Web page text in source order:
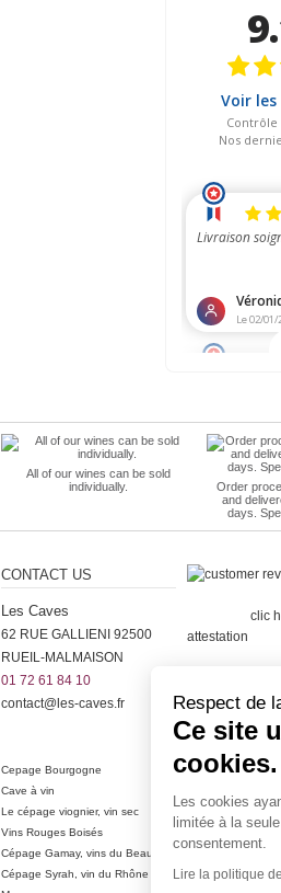
All of our wines can be sold
individually.
Order
and
days.
CONTACT US
Les Caves
62 RUE GALLIENI 92500
RUEIL-MALMAISON
01 72 61 84 10
contact@les-caves.fr
clic
attestation
Cepage Bourgogne
Cépage Merlot
Cave à vin
Le cépage viognier, vin sec
Cépage
Vins Rouges Boisés
Cépage Gamay, vins du Beaujolais
Cépage Syrah, vin du Rhône
Champagne
Respect de
Ce site
cookies.
Les cookies
limitée à la
consentement.
Lire la politique